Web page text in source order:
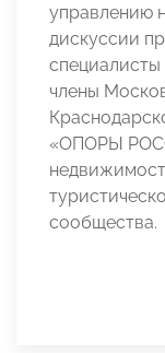
управлению
дискуссии
члены
«ОПОРЫ
сообщества.